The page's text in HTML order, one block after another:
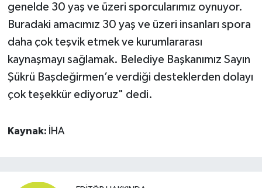
genelde 30 yaş ve üzeri sporcularımız oynuyor.
Buradaki amacımız 30 yaş ve üzeri insanları spora
daha çok teşvik etmek ve kurumlararası
kaynaşmayı sağlamak. Belediye Başkanımız Sayın
Şükrü Başdeğirmen’e verdiği desteklerden dolayı
çok teşekkür ediyoruz" dedi.
Kaynak: İHA